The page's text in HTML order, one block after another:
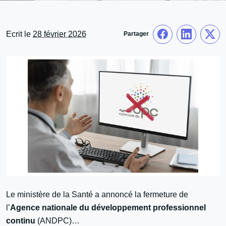
Ecrit le 28 février 2026 Partager
Le ministère de la Santé a annoncé la fermeture de
l’Agence nationale du développement professionnel
continu (ANDPC)…